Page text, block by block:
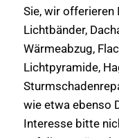
Sie, wir offerieren
Lichtbänder,
Wärmeabzug,
Lichtpyramide,
wie etwa ebenso
Interesse bitte